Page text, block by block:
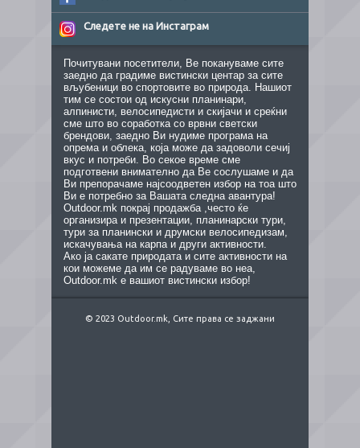
Следете не на Инстаграм
Почитувани посетители, Ве покануваме сите
заедно да градиме вистински центар за сите
вљубеници во спортовите во природа. Нашиот
тим се состои од искусни планинари,
алпинисти, велосипедисти и скијачи и среќни
сме што во соработка со врвни светски
брендови, заедно Ви нудиме програма на
опрема и облека, која може да задоволи сечиј
вкус и потреби. Во секое време сме
подготвени внимателно да Ве сослушаме и да
Ви препорачаме најсоодветен избор на тоа што
Ви е потребно за Вашата следна авантура!
Outdoor.mk покрај продажба ,често ќе
организира и презентации, планинарски тури,
тури за планински и друмски велосипедизам,
искачувања на карпа и други активности.
Ако ја сакате природата и сите активности на
кои можеме да им се радуваме во неа,
Outdoor.mk е вашиот вистински избор!
© 2023 Outdoor.mk, Сите права се заджани